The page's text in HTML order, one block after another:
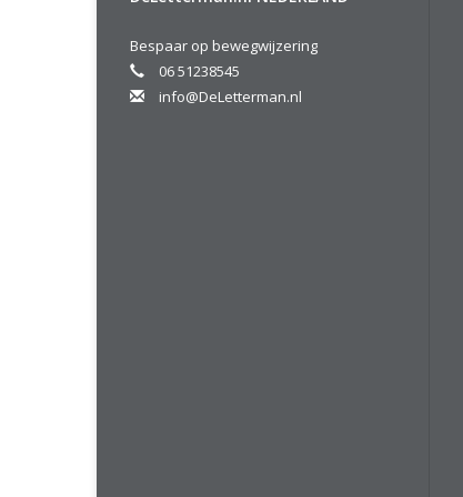
Bespaar op bewegwijzering
06 51238545
info@DeLetterman.nl